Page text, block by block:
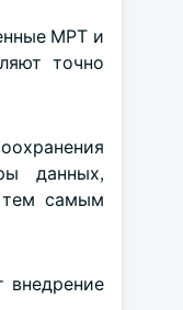
МРТ и
точно
данных,
тем самым
внедрение